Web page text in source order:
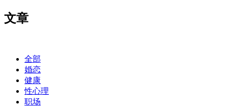
文章
全部
婚恋
健康
性心理
职场